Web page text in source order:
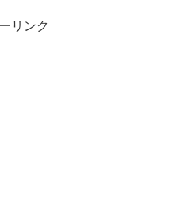
リンク